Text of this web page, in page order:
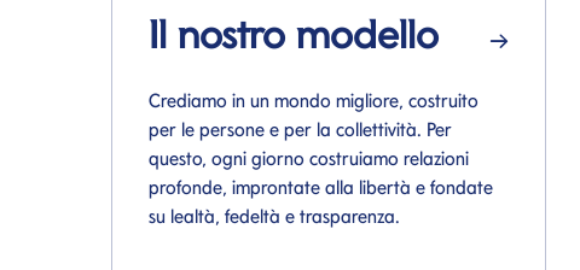
Il nostro modello
Si apre in una nuova pagina
Crediamo in un mondo migliore, costruito
per le persone e per la collettività. Per
questo, ogni giorno costruiamo relazioni
profonde, improntate alla libertà e fondate
su lealtà, fedeltà e trasparenza.